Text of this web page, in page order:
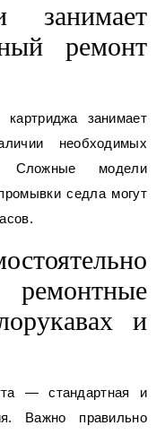
занимает
ремонт
занимает
необходимых
Сложные модели
седла могут
и
— стандартная и
Важно правильно